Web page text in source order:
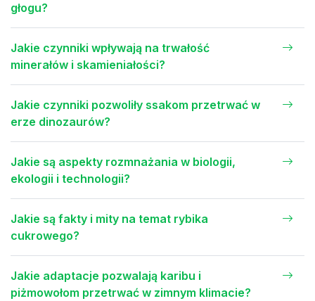
głogu?
Jakie czynniki wpływają na trwałość
minerałów i skamieniałości?
Jakie czynniki pozwoliły ssakom przetrwać w
erze dinozaurów?
Jakie są aspekty rozmnażania w biologii,
ekologii i technologii?
Jakie są fakty i mity na temat rybika
cukrowego?
Jakie adaptacje pozwalają karibu i
piżmowołom przetrwać w zimnym klimacie?